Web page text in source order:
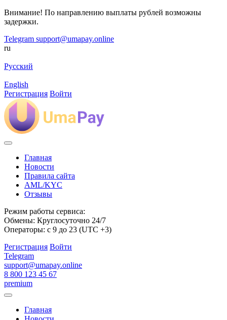
Внимание! По направлению выплаты рублей возможны
задержки.
Telegram support@umapay.online
ru
Русский
English
Регистрация Войти
Главная
Новости
Правила сайта
AML/KYC
Отзывы
Режим работы сервиса:
Обмены: Круглосуточно 24/7
Операторы: с 9 до 23 (UTC +3)
Регистрация Войти
Telegram
support@umapay.online
8 800 123 45 67
premium
Главная